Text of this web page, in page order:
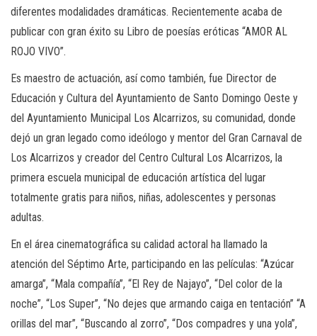
diferentes modalidades dramáticas. Recientemente acaba de
publicar con gran éxito su Libro de poesías eróticas “AMOR AL
ROJO VIVO”.
Es maestro de actuación, así como también, fue Director de
Educación y Cultura del Ayuntamiento de Santo Domingo Oeste y
del Ayuntamiento Municipal Los Alcarrizos, su comunidad, donde
dejó un gran legado como ideólogo y mentor del Gran Carnaval de
Los Alcarrizos y creador del Centro Cultural Los Alcarrizos, la
primera escuela municipal de educación artística del lugar
totalmente gratis para niños, niñas, adolescentes y personas
adultas.
En el área cinematográfica su calidad actoral ha llamado la
atención del Séptimo Arte, participando en las películas: “Azúcar
amarga”, “Mala compañía”, “El Rey de Najayo”, “Del color de la
noche”, “Los Super”, “No dejes que armando caiga en tentación” “A
orillas del mar”, “Buscando al zorro”, “Dos compadres y una yola”,